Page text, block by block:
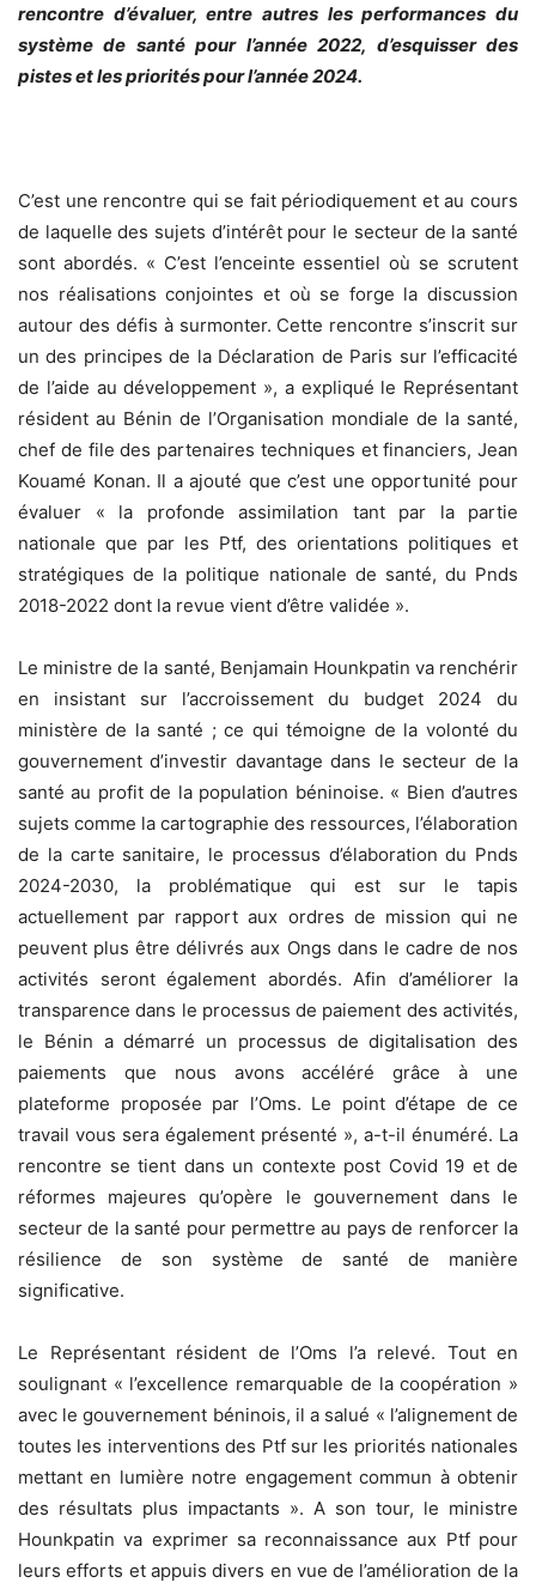
rencontre d’évaluer, entre autres les performances du
système de santé pour l’année 2022, d’esquisser des
pistes et les priorités pour l’année 2024.
C’est une rencontre qui se fait périodiquement et au cours
de laquelle des sujets d’intérêt pour le secteur de la santé
sont abordés. « C’est l’enceinte essentiel où se scrutent
nos réalisations conjointes et où se forge la discussion
autour des défis à surmonter. Cette rencontre s’inscrit sur
un des principes de la Déclaration de Paris sur l’efficacité
de l’aide au développement », a expliqué le Représentant
résident au Bénin de l’Organisation mondiale de la santé,
chef de file des partenaires techniques et financiers, Jean
Kouamé Konan. Il a ajouté que c’est une opportunité pour
évaluer « la profonde assimilation tant par la partie
nationale que par les Ptf, des orientations politiques et
stratégiques de la politique nationale de santé, du Pnds
2018-2022 dont la revue vient d’être validée ».
Le ministre de la santé, Benjamain Hounkpatin va renchérir
en insistant sur l’accroissement du budget 2024 du
ministère de la santé ; ce qui témoigne de la volonté du
gouvernement d’investir davantage dans le secteur de la
santé au profit de la population béninoise. « Bien d’autres
sujets comme la cartographie des ressources, l’élaboration
de la carte sanitaire, le processus d’élaboration du Pnds
2024-2030, la problématique qui est sur le tapis
actuellement par rapport aux ordres de mission qui ne
peuvent plus être délivrés aux Ongs dans le cadre de nos
activités seront également abordés. Afin d’améliorer la
transparence dans le processus de paiement des activités,
le Bénin a démarré un processus de digitalisation des
paiements que nous avons accéléré grâce à une
plateforme proposée par l’Oms. Le point d’étape de ce
travail vous sera également présenté », a-t-il énuméré. La
rencontre se tient dans un contexte post Covid 19 et de
réformes majeures qu’opère le gouvernement dans le
secteur de la santé pour permettre au pays de renforcer la
résilience de son système de santé de manière
significative.
Le Représentant résident de l’Oms l’a relevé. Tout en
soulignant « l’excellence remarquable de la coopération »
avec le gouvernement béninois, il a salué « l’alignement de
toutes les interventions des Ptf sur les priorités nationales
mettant en lumière notre engagement commun à obtenir
des résultats plus impactants ». A son tour, le ministre
Hounkpatin va exprimer sa reconnaissance aux Ptf pour
leurs efforts et appuis divers en vue de l’amélioration de la